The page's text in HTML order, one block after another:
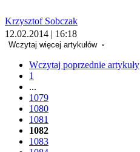
Krzysztof Sobczak
12.02.2014 | 16:18
Wczytaj więcej artykułów
Wczytaj poprzednie artykuły
1
...
1079
1080
1081
1082
1083